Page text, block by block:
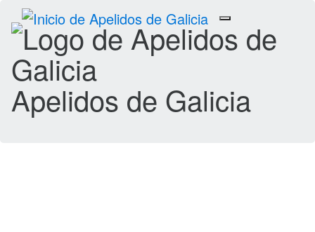
Toggle
navigation
Apelidos de Galicia